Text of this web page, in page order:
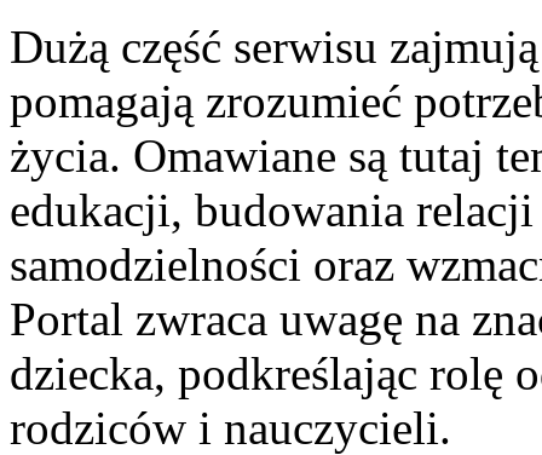
Dużą część serwisu
pomagają zrozumieć
życia. Omawiane są tutaj
edukacji, budowania
samodzielności oraz
Portal zwraca uwagę na
dziecka, podkreślając rolę
rodziców i nauczycieli.